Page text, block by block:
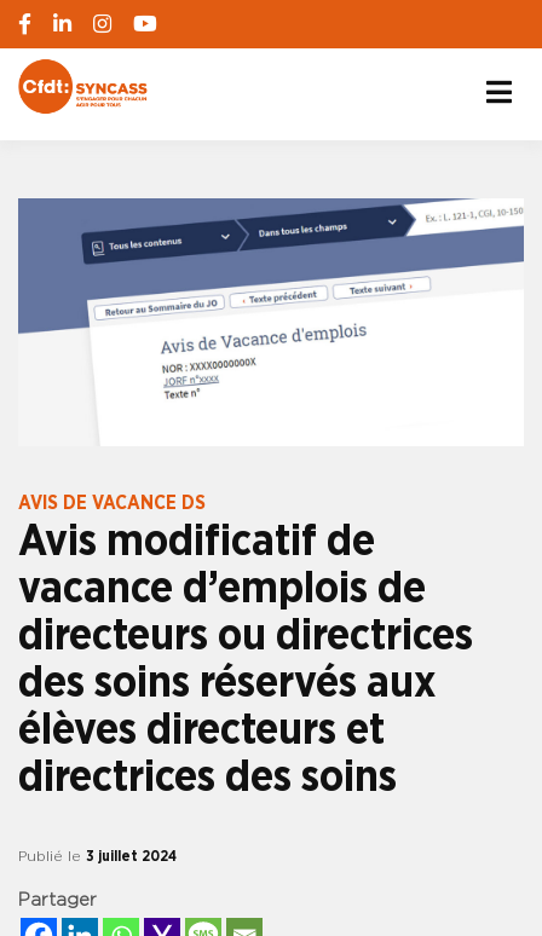
AVIS DE VACANCE DS
Avis modificatif de
vacance d’emplois de
directeurs ou directrices
des soins réservés aux
élèves directeurs et
directrices des soins
Publié le 3 juillet 2024
Partager